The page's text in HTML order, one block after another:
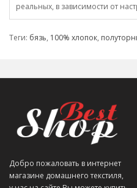
реальных, в зависимости от
Теги: бязь, 100% хлопок,
Добро пожаловать в интернет
магазине домашнего текстиля,